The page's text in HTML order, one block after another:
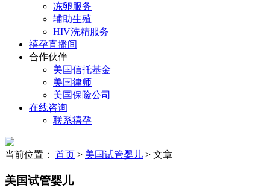
冻卵服务
辅助生殖
HIV洗精服务
禧孕直播间
合作伙伴
美国信托基金
美国律师
美国保险公司
在线咨询
联系禧孕
当前位置： 首页 > 美国试管婴儿 > 文章
美国试管婴儿